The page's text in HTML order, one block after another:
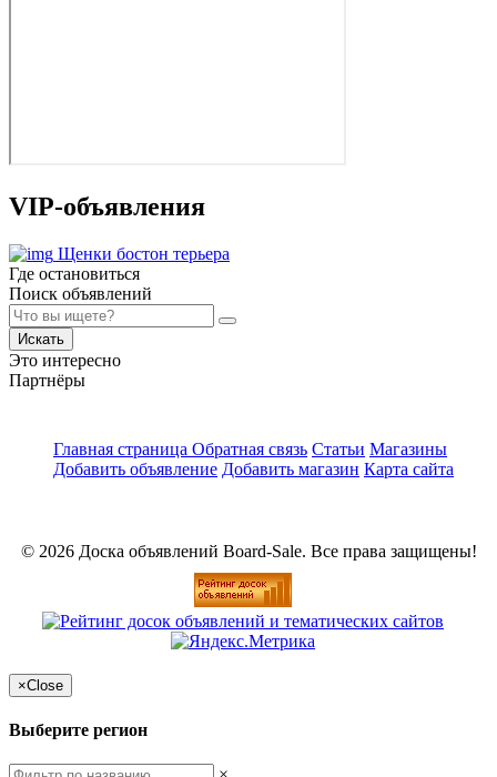
VIP-объявления
Щенки бостон терьера
Где остановиться
Поиск объявлений
Искать
Это интересно
Партнёры
Главная страница Обратная связь Статьи Магазины
Добавить объявление Добавить магазин Карта сайта
© 2026 Доска объявлений Board-Sale. Все права защищены!
×Close
Выберите регион